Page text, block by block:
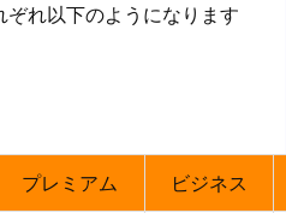
れ以下のようになります
プレミアム ビジネス